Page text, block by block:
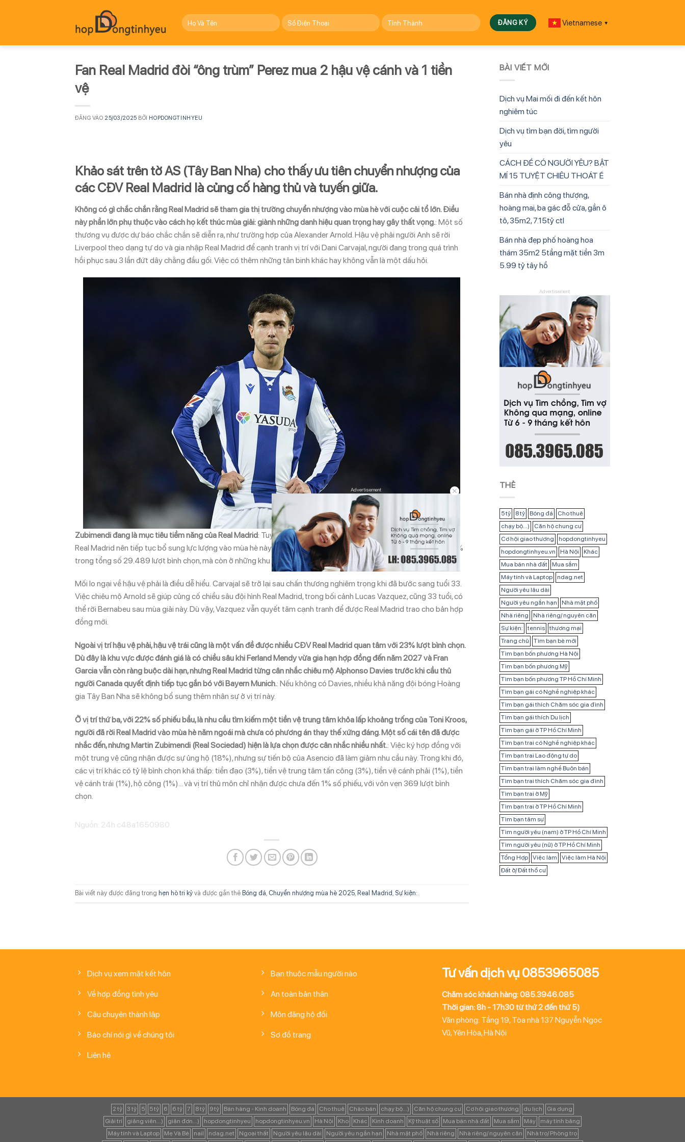
dung
Vietnamese ▼
Fan Real Madrid đòi “ông trùm” Perez mua 2 hậu vệ cánh và 1 tiền
vệ
ĐĂNG VÀO 25/03/2025 BỞI HOPDONGTINHYEU
Khảo sát trên tờ AS (Tây Ban Nha) cho thấy ưu tiên chuyển nhượng của
các CĐV Real Madrid là củng cố hàng thủ và tuyến giữa.
Không có gì chắc chắn rằng Real Madrid sẽ tham gia thị trường chuyển nhượng vào mùa hè với cuộc cải tổ lớn. Điều
này phần lớn phụ thuộc vào cách họ kết thúc mùa giải: giành những danh hiệu quan trọng hay gây thất vọng.: Một số
thương vụ được dự báo chắc chắn sẽ diễn ra, như trường hợp của Alexander Arnold. Hậu vệ phải người Anh sẽ rời
Liverpool theo dạng tự do và gia nhập Real Madrid để cạnh tranh vị trí với Dani Carvajal, người đang trong quá trình
hồi phục sau 3 lần đứt dây chằng đầu gối. Việc có thêm những tân binh khác hay không vẫn là một dấu hỏi.
Advertisement
Zubimendi đang là mục tiêu tiềm năng của Real Madrid: Tuy nhiên, theo kết quả khảo sát trên tờ AS (Tây Ban Nha),
Real Madrid nên tiếp tục bổ sung lực lượng vào mùa hè này. Không chỉ hậu vệ phải, vị trí được quan tâm nhất với 28%
trong tổng số 29.489 lượt bình chọn, mà còn ở những khu vực khác.
Mối lo ngại về hậu vệ phải là điều dễ hiểu. Carvajal sẽ trở lại sau chấn thương nghiêm trọng khi đã bước sang tuổi 33.
Việc chiêu mộ Arnold sẽ giúp củng cố chiều sâu đội hình Real Madrid, trong bối cảnh Lucas Vazquez, cũng 33 tuổi, có
thể rời Bernabeu sau mùa giải này. Dù vậy, Vazquez vẫn quyết tâm cạnh tranh để được Real Madrid trao cho bản hợp
đồng mới.
Ngoài vị trí hậu vệ phải, hậu vệ trái cũng là một vấn đề được nhiều CĐV Real Madrid quan tâm với 23% lượt bình chọn.
Dù đây là khu vực được đánh giá là có chiều sâu khi Ferland Mendy vừa gia hạn hợp đồng đến năm 2027 và Fran
Garcia vẫn còn ràng buộc dài hạn, nhưng Real Madrid từng cân nhắc chiêu mộ Alphonso Davies trước khi cầu thủ
người Canada quyết định tiếp tục gắn bó với Bayern Munich.: Nếu không có Davies, nhiều khả năng đội bóng Hoàng
gia Tây Ban Nha sẽ không bổ sung thêm nhân sự ở vị trí này.
Ở vị trí thứ ba, với 22% số phiếu bầu, là nhu cầu tìm kiếm một tiền vệ trung tâm khỏa lấp khoảng trống của Toni Kroos,
người đã rời Real Madrid vào mùa hè năm ngoái mà chưa có phương án thay thế xứng đáng. Một số cái tên đã được
nhắc đến, nhưng Martin Zubimendi (Real Sociedad) hiện là lựa chọn được cân nhắc nhiều nhất.: Việc ký hợp đồng với
một trung vệ cũng nhận được sự ủng hộ (18%), nhưng sự tiến bộ của Asencio đã làm giảm nhu cầu này. Trong khi đó,
các vị trí khác có tỷ lệ bình chọn khá thấp: tiền đạo (3%), tiền vệ trung tâm tấn công (3%), tiền vệ cánh phải (1%), tiền
vệ cánh trái (1%), hộ công (1%)… và vị trí thủ môn chỉ nhận được chưa đến 1% số phiếu, với vỏn vẹn 369 lượt bình
chọn.
Nguồn: 24h c48a1650980
Bài viết này được đăng trong hẹn hò tri kỷ và được gắn thẻ Bóng đá, Chuyển nhượng mùa hè 2025, Real Madrid, Sự kiện:.
BÀI VIẾT MỚI
Dịch vụ Mai mối đi đến kết hôn
nghiêm túc
Dịch vụ tìm bạn đời, tìm người
yêu
CÁCH ĐỂ CÓ NGƯỜI YÊU? BẬT
MÍ 15 TUYỆT CHIÊU THOÁT Ế
Bán nhà định công thượng,
hoàng mai, ba gác đỗ cửa, gần ô
tô, 35m2, 7.15tỷ ctl
Bán nhà đẹp phố hoàng hoa
thám 35m2 5tầng mặt tiền 3m
5.99 tỷ tây hồ
Advertisement
THẺ
5 tỷ 8 tỷ Bóng đá
Cho thuê
chạy bộ...)
Căn hộ chung cư
Cơ hội giao thương
hopdongtinhyeu
hopdongtinhyeu.vn
Hà Nội
Khác
Mua bán nhà đất
Mua sắm
Máy tính và Laptop
ndag.net
Người yêu lâu dài
Người yêu ngắn hạn
Nhà mặt phố
Nhà riêng
Nhà riêng/ nguyên căn
Sự kiện:
tennis
thương mại
Trang chủ
Tìm bạn bè mới
Tìm bạn bốn phương Hà Nội
Tìm bạn bốn phương Mỹ
Tìm bạn bốn phương TP Hồ Chí Minh
Tìm bạn gái có Nghề nghiệp khác
Tìm bạn gái thích Chăm sóc gia đình
Tìm bạn gái thích Du lịch
Tìm bạn gái ở TP Hồ Chí Minh
Tìm bạn trai có Nghề nghiệp khác
Tìm bạn trai Lao động tự do
Tìm bạn trai làm nghề Buôn bán
Tìm bạn trai thích Chăm sóc gia đình
Tìm bạn trai ở Mỹ
Tìm bạn trai ở TP Hồ Chí Minh
Tìm bạn tâm sự
Tìm người yêu (nam) ở TP Hồ Chí Minh
Tìm người yêu (nữ) ở TP Hồ Chí Minh
Tổng Hợp
Việc làm
Việc làm Hà Nội
Đất ở/ Đất thổ cư
Dịch vụ xem mặt kết hôn
Về hợp đồng tình yêu
Câu chuyện thành lập
Báo chí nói gì về chúng tôi
Liên hệ
Bạn thuộc mẫu người nào
An toàn bản thân
Môn đăng hộ đối
Sơ đồ trang
Tư vấn dịch vụ 0853965085
Chăm sóc khách hàng: 085.3946.085
Thời gian: 8h - 17h30 từ thứ 2 đến thứ 5)
Văn phòng: Tầng 19, Tòa nhà 137 Nguyễn Ngọc
Vũ, Yên Hòa, Hà Nội
2 tỷ 3 tỷ 5 5 tỷ 6 6 tỷ 7 8 tỷ 9 tỷ Bán hàng - Kinh doanh Bóng đá Cho thuê Chào bán chạy bộ...) Căn hộ chung cư Cơ hội giao thương du lịch
Gia dụng
Giải trí
giảng viên...) giản đơn...) hopdongtinhyeu hopdongtinhyeu.vn Hà Nội Kho Khác Kinh doanh Kỹ thuật số Mua bán nhà đất Mua sắm Máy
máy tính bảng
Máy tính và Laptop
Mẹ Và Bé nail ndag.net Ngoại thất Người yêu lâu dài Người yêu ngắn hạn Nhà mặt phố Nhà riêng Nhà riêng/ nguyên căn Nhà trọ/ Phòng trọ